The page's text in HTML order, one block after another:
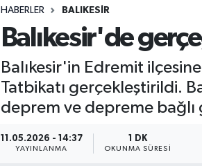
HABERLER BALIKESIR
Balıkesir'de
Balıkesir'in Edremit
Tatbikatı gerçekleştirildi.
deprem ve depreme bağlı
11.05.2026 - 14:37
YAYINLANMA
1 DK
OKUNMA SÜRESI